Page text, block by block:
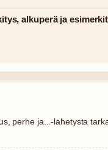
alkuperä ja esimerkit
perhe ja...-lahetysta